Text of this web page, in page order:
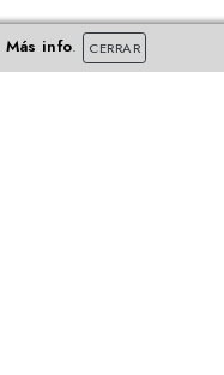
Más info. CERRAR